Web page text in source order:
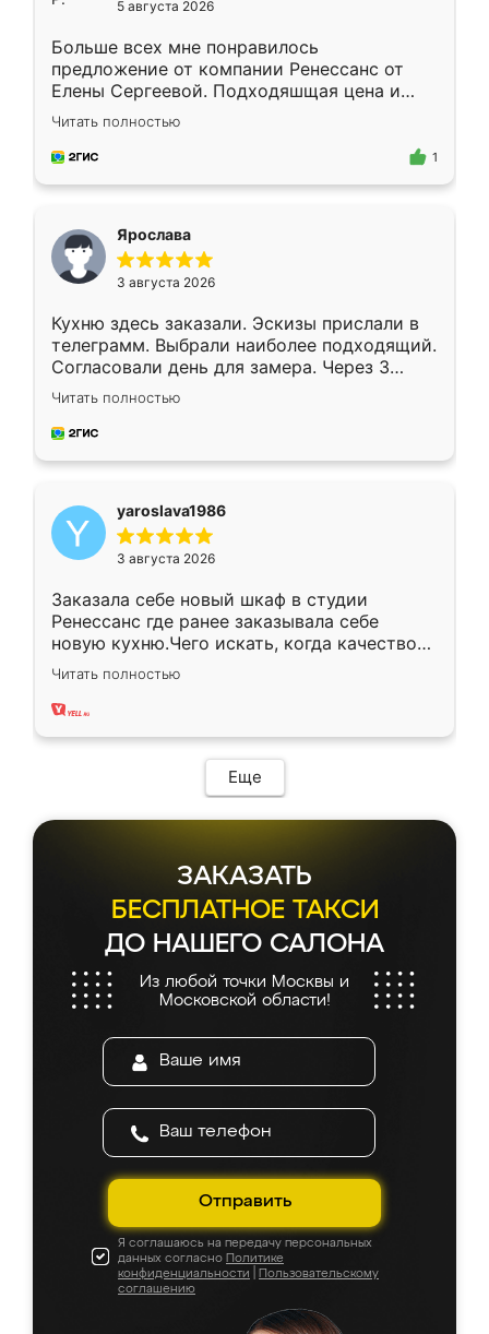
5 августа 2026
Больше всех мне понравилось
предложение от компании Ренессанс от
Елены Сергеевой. Подходяшщая цена и
короткие сроки изготовления. Приехавший
для замера сотрудник Владислав
предложил по моему эскизу самый
Читать полностью
1
Ярослава
3 августа 2026
Кухню здесь заказали. Эскизы прислали в
телеграмм. Выбрали наиболее подходящий.
Согласовали день для замера. Через 3
недели кухня была уже готова. Остались
довольны работой. Спасибо Ренессанс
мебель за качественную работу!
Читать полностью
yaroslava1986
3 августа 2026
Заказала себе новый шкаф в студии
Ренессанс где ранее заказывала себе
новую кухню.Чего искать, когда качеством
вполне довольна. Служит кухня уже почти
два года, нареканий нет.
Читать полностью
Еще
ЗАКАЗАТЬ
БЕСПЛАТНОЕ ТАКСИ
ДО НАШЕГО САЛОНА
Из любой точки Москвы и
Московской области!
Отправить
Я соглашаюсь на передачу персональных
данных согласно Политике
конфиденциальности
Пользовательскому
соглашению